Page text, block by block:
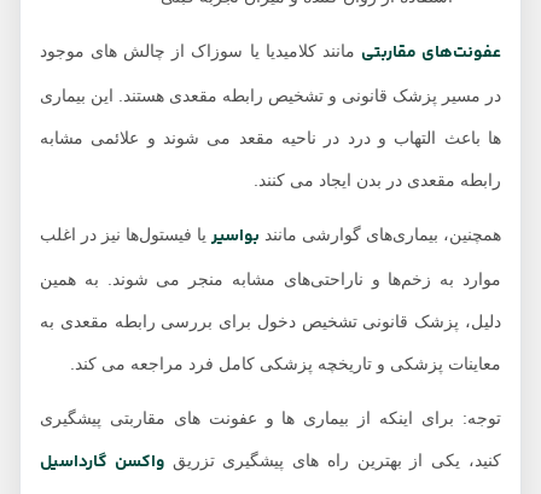
عفونت‌های مقاربتیمانند کلامیدیا یا سوزاک از چالش های موجود
در مسیر پزشک قانونی و تشخیص رابطه مقعدی هستند. این بیماری
ها باعث التهاب و درد در ناحیه مقعد می شوند و علائمی مشابه
رابطه مقعدی در بدن ایجاد می کنند.
همچنین، بیماری‌های گوارشی مانندبواسیریا فیستول‌ها نیز در اغلب
موارد به زخم‌ها و ناراحتی‌های مشابه منجر می شوند. به همین
دلیل، پزشک قانونی تشخیص دخول برای بررسی رابطه مقعدی به
معاینات پزشکی و تاریخچه پزشکی کامل فرد مراجعه می کند.
توجه: برای اینکه از بیماری ها و عفونت های مقاربتی پیشگیری
کنید، یکی از بهترین راه های پیشگیری تزریق واکسن گارداسیل